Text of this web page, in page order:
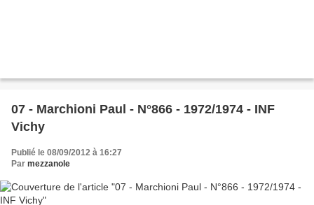
07 - Marchioni Paul - N°866 - 1972/1974 - INF
Vichy
Publié le 08/09/2012 à 16:27
Par mezzanole